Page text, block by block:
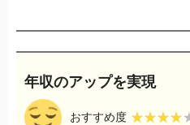
年収のアップを実現
おすすめ度